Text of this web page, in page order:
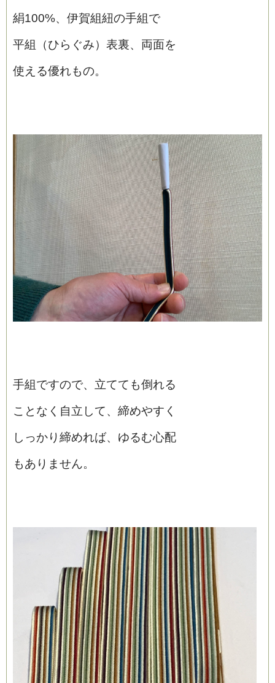
絹100%、伊賀組紐の手組で
平組（ひらぐみ）表裏、両面を
使える優れもの。
手組ですので、立てても倒れる
ことなく自立して、締めやすく
しっかり締めれば、ゆるむ心配
もありません。